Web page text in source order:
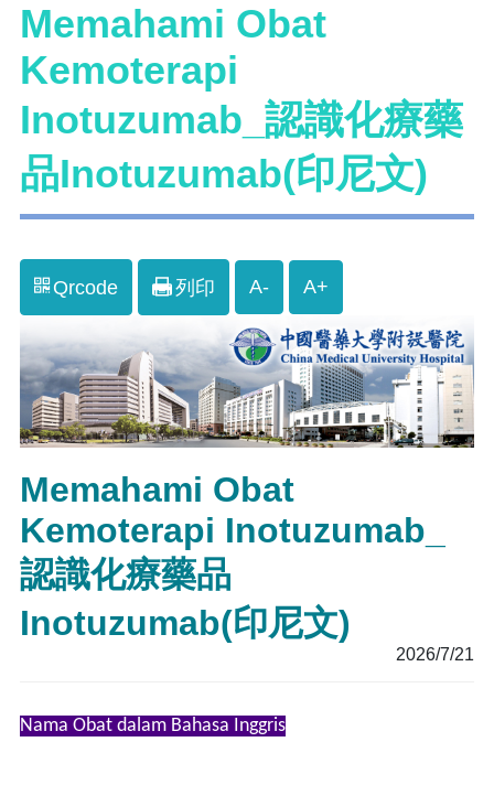
Memahami Obat
Kemoterapi
Inotuzumab_認識化療藥
品Inotuzumab(印尼文)
Qrcode 列印 A- A+
Memahami Obat
Kemoterapi Inotuzumab_
認識化療藥品
Inotuzumab(印尼文)
2026/7/21
Nama Obat dalam Bahasa Inggris